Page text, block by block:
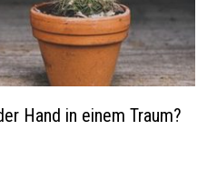
Hand in einem Traum?